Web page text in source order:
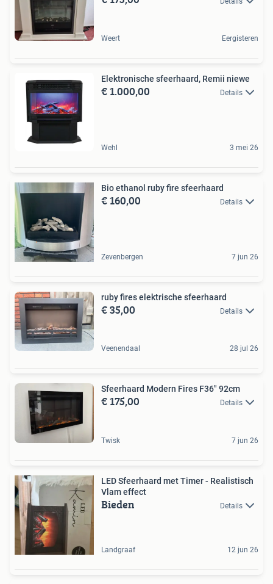
Weert Eergisteren
Elektronische sfeerhaard, Remii niewe
€ 1.000,00 Details
Wehl 3 mei 26
Bio ethanol ruby fire sfeerhaard
€ 160,00 Details
Zevenbergen 7 jun 26
ruby fires elektrische sfeerhaard
€ 35,00 Details
Veenendaal 28 jul 26
Sfeerhaard Modern Fires F36" 92cm
€ 175,00 Details
Twisk 7 jun 26
LED Sfeerhaard met Timer - Realistisch
Vlam effect
Bieden Details
Landgraaf 12 jun 26